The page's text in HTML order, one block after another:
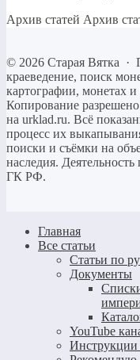
Архив статей Архив
© 2026 Старая Вятка ·
краеведение, поиск
картографии, монетах и
Копирование
на urklad.ru. Всё
процесс их
поиски и съёмки на
наследия.
ГК РФ.
Главная
Все статьи
Статьи по
Документы
YouTube